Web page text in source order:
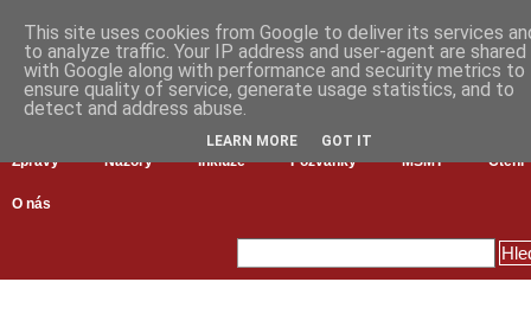
Zprávy Názory Inkluze Pozvánky MŠMT Čtení
O nás
This site uses cookies from Google to deliver its services
to analyze traffic. Your IP address and user-agent are shared
with Google along with performance and security metrics to
ensure quality of service, generate usage statistics, and to
detect and address abuse.
LEARN MORE GOT IT